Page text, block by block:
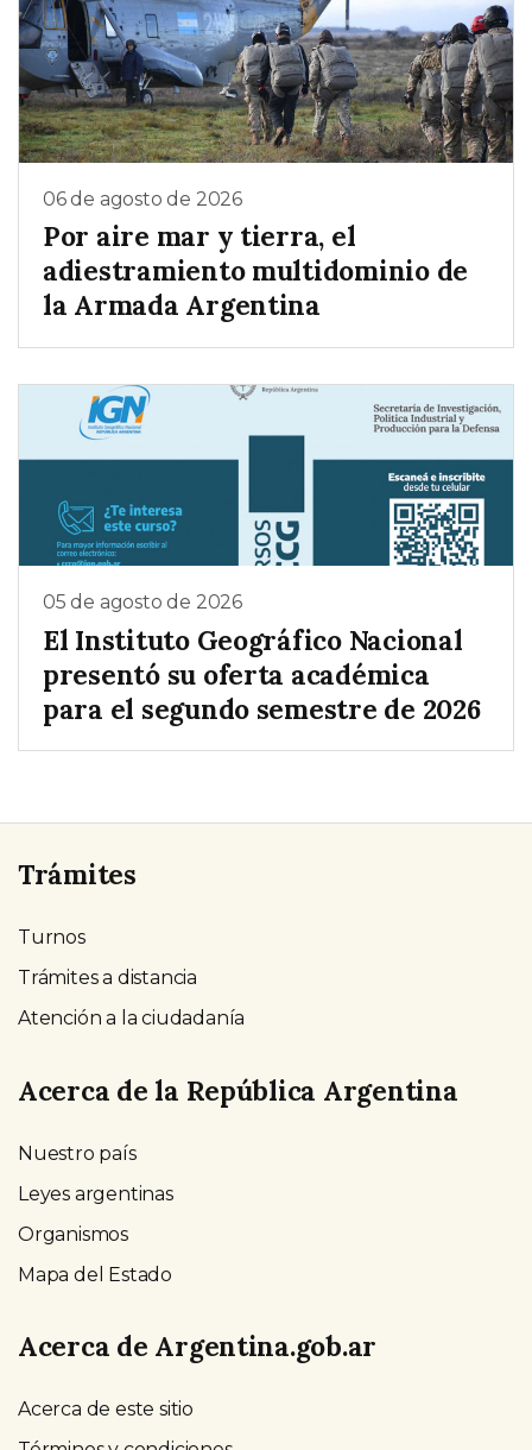
06 de agosto de 2026
Por aire mar y tierra, el
adiestramiento multidominio de
la Armada Argentina
05 de agosto de 2026
El Instituto Geográfico Nacional
presentó su oferta académica
para el segundo semestre de 2026
Trámites
Turnos
Trámites a distancia
Atención a la ciudadanía
Acerca de la República Argentina
Nuestro país
Leyes argentinas
Organismos
Mapa del Estado
Acerca de Argentina.gob.ar
Acerca de este sitio